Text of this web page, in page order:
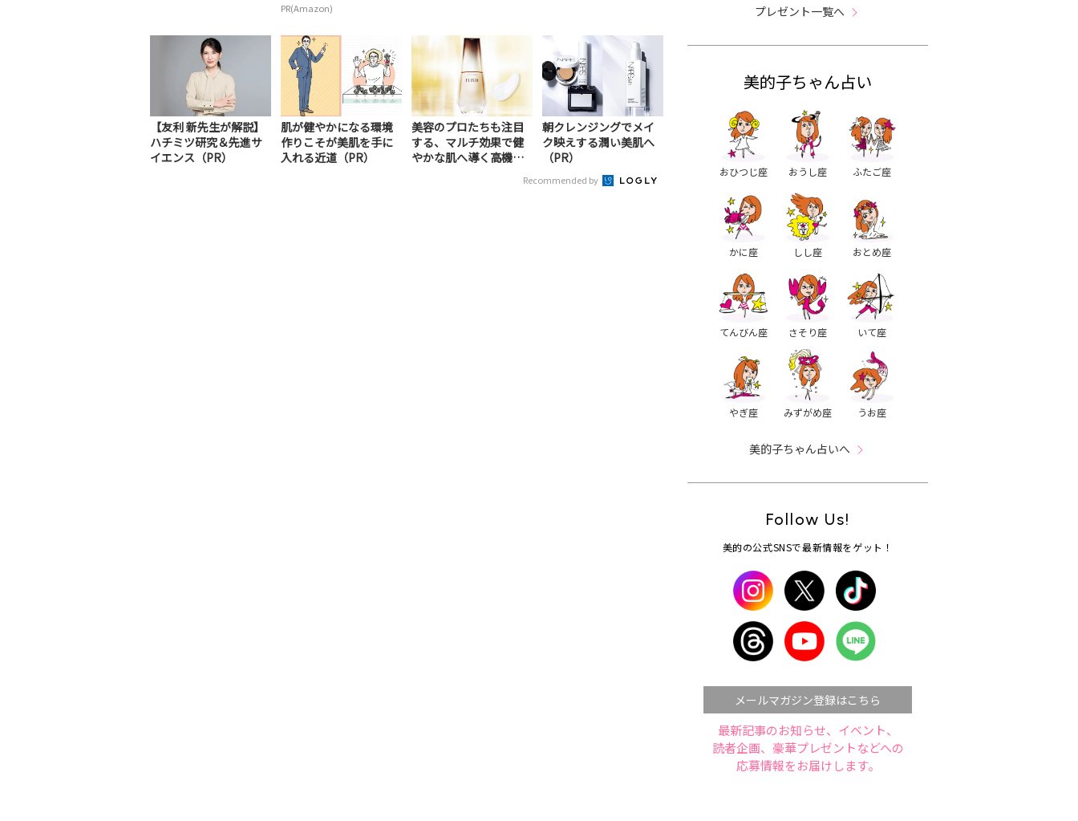
PR(Amazon)
【友利 新先生が解説】
ハチミツ研究＆先進サ
イエンス（PR）
肌が健やかになる環境
作りこそが美肌を手に
入れる近道（PR）
美容のプロたちも注目
する、マルチ効果で健
やかな肌へ導く高機能
朝クレンジングでメイ
ク映えする潤い美肌へ
（PR）
Recommended by
プレゼント一覧へ
美的子ちゃん占い
おひつじ座 おうし座 ふたご座
かに座 しし座 おとめ座
てんびん座 さそり座 いて座
やぎ座 みずがめ座 うお座
美的子ちゃん占いへ
Follow Us!
美的の公式SNSで最新情報をゲット！
メールマガジン登録はこちら
最新記事のお知らせ、イベント、
読者企画、豪華プレゼントなどへの
応募情報をお届けします。